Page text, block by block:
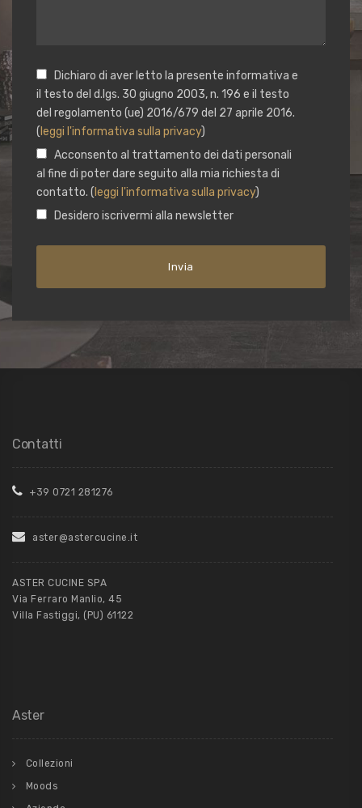
Dichiaro di aver letto la presente informativa e
il testo del d.lgs. 30 giugno 2003, n. 196 e il testo
del regolamento (ue) 2016/679 del 27 aprile 2016.
( leggi l'informativa sulla privacy)
Acconsento al trattamento dei dati personali
al fine di poter dare seguito alla mia richiesta di
contatto. ( leggi l'informativa sulla privacy)
Desidero iscrivermi alla newsletter
Contatti
+39 0721 281276
aster@astercucine.it
ASTER CUCINE SPA
Via Ferraro Manlio, 45
Villa Fastiggi, (PU) 61122
Aster
Collezioni
Moods